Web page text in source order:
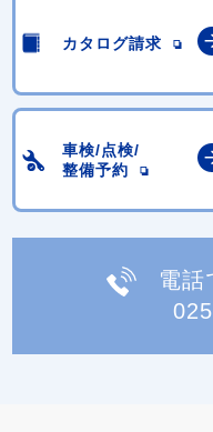
カタログ請求
車検/点検/
整備予約
電話